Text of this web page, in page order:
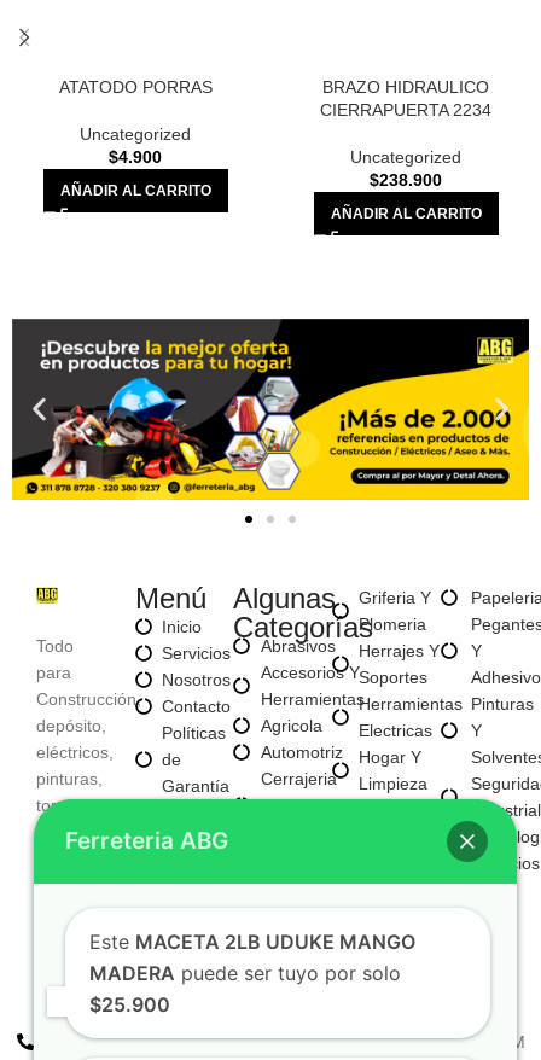
ATATODO PORRAS
Uncategorized
$4.900
AÑADIR AL CARRITO
BRAZO HIDRAULICO
CIERRAPUERTA 2234
Uncategorized
$238.900
AÑADIR AL CARRITO
Todo
para
Construcción,
depósito,
eléctricos,
pinturas,
tornillería,
Aseo,
entre
Menú
Inicio
Servicios
Nosotros
Contacto
Políticas
de
Garantía
de
Algunas
Categorías
Abrasivos
Accesorios Y
Herramientas
Agricola
Automotriz
Cerrajeria
Y
E
Iluminacion
Fijaciones
Y
Tornilleria
Griferia Y
Plomeria
Herrajes Y
Soportes
Herramientas
Electricas
Hogar Y
Limpieza
Construccion
Mayorista
De Negocio
Nuevo
Y
Pinturas
Y
Industrial
Servicios
+57 310 2938411
FERREPINTURASABG123@GMAIL.COM
Ferreteria ABG
Este MACETA 2LB UDUKE MANGO
MADERA puede ser tuyo por solo
$25.900